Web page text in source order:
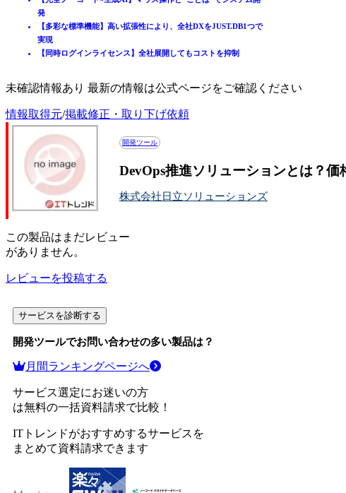
IT製品比較TOP
設計開発
開発ツール
DevOps推進ソリューション
未確認情報あり 最新の情報は公式ページをご確認ください
情報取得元/掲載修正・取り下げ依頼
開発ツール
DevOps推進ソリューションとは？
株式会社日立ソリューションズ
この製品はまだレビュー
がありません。
レビューを投稿する
サービスを診断する
開発ツールでお問い合わせの多い製品は？
月間ランキングページへ
サービス選定にお迷いの方
は無料の一括資料請求で比較！
ITトレンドがおすすめするサービスを
まとめて資料請求できます
【超高速開発！】CやJavaの10倍の開発生産性
開発から運用保守まで支え、継続改善と内製化を実現
発
【多彩な標準機能】高い拡張性により、全社DXをJUST.DB1つで
実現
【同時ログインライセンス】全社展開してもコストを抑制